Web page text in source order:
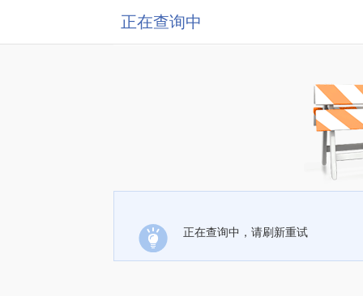
正在查询中
正在查询中，请刷新重试